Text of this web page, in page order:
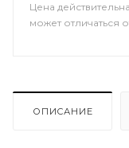
Цена
может отличаться
ОПИСАНИЕ